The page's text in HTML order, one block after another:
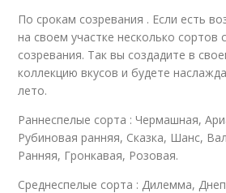
По срокам созревания . Если есть
на своем участке несколько сортов
созревания. Так вы создадите в
коллекцию вкусов и будете
лето.
Раннеспелые сорта : Чермашная,
Рубиновая ранняя, Сказка, Шанс,
Ранняя, Гронкавая, Розовая.
Среднеспелые сорта : Дилемма,